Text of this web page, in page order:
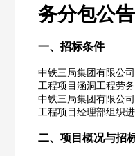
务分包公告
一、招标条件
中铁三局集团有限公
工程项目涵洞工程劳
中铁三局集团有限公
工程项目经理部组织进
二、项目概况与招